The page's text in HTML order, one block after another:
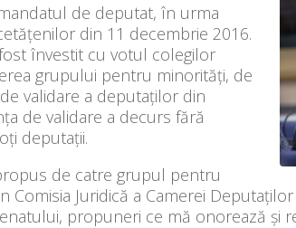
de deputat, în urma
din 11 decembrie 2016.
învestit cu votul colegilor
grupului pentru minorități, de
validare a deputaților din
de validare a decurs fără
deputații.
de catre grupul pentru
Comisia Juridică a Camerei
propuneri ce mă onorează și